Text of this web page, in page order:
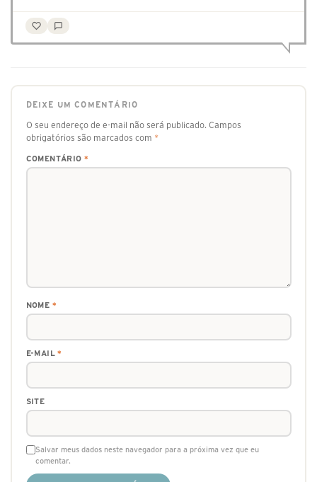
DEIXE UM COMENTÁRIO
O seu endereço de e-mail não será publicado. Campos
obrigatórios são marcados com *
COMENTÁRIO *
NOME *
E-MAIL*
SITE
Salvar meus dados neste navegador para a próxima vez que eu
comentar.